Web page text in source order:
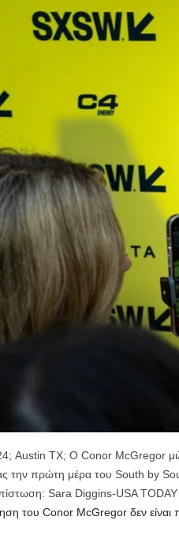
Austin TX; Ο Conor McGregor
την πρώτη μέρα του South by
Sara Diggins-USA
του Conor McGregor δεν είναι